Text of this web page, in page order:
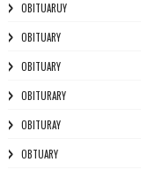
OBITUARUY
OBITUARY
OBITUARY
OBITURARY
OBITURAY
OBTUARY